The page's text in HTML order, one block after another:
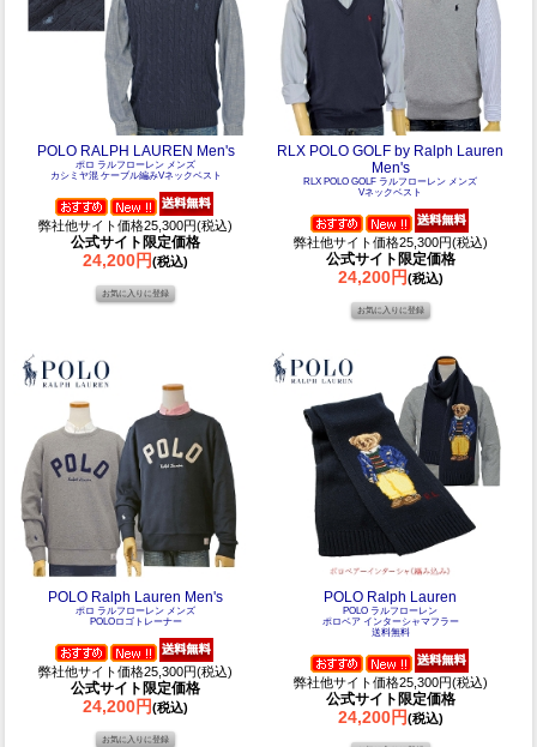
POLO RALPH LAUREN Men's
ポロ ラルフローレン メンズ
カシミヤ混 ケーブル編みVネックベスト
弊社他サイト価格25,300円(税込)
公式サイト限定価格
24,200円(税込)
RLX POLO GOLF by Ralph Lauren
Men's
RLX POLO GOLF ラルフローレン メンズ
Vネックベスト
弊社他サイト価格25,300円(税込)
公式サイト限定価格
24,200円(税込)
POLO Ralph Lauren Men's
ポロ ラルフローレン メンズ
POLOロゴトレーナー
弊社他サイト価格25,300円(税込)
公式サイト限定価格
24,200円(税込)
POLO Ralph Lauren
POLO ラルフローレン
ポロベア インターシャマフラー
送料無料
弊社他サイト価格25,300円(税込)
公式サイト限定価格
24,200円(税込)